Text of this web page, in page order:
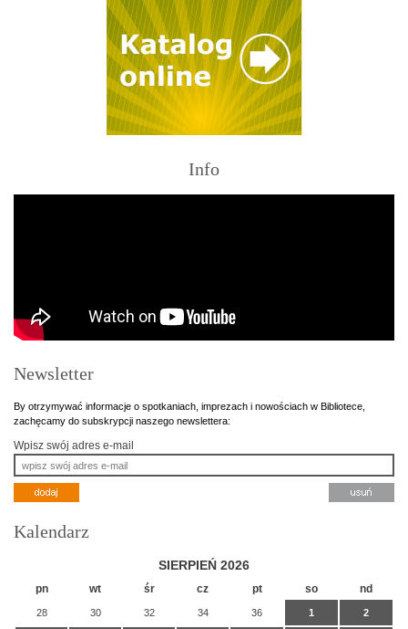
Info
Newsletter
By otrzymywać informacje o spotkaniach, imprezach i nowościach w Bibliotece,
zachęcamy do subskrypcji naszego newslettera:
Wpisz swój adres e-mail
Kalendarz
SIERPIEŃ 2026
pn wt śr cz pt so nd
28 30 32 34 36 1 2